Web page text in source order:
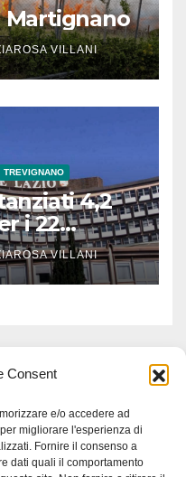
Consent
e/o accedere ad
migliorare l'esperienza di
Fornire il consenso a
dati quali il comportamento
Martignano
VILLANI
TREVIGNANO
4,2
i 22
VILLANI